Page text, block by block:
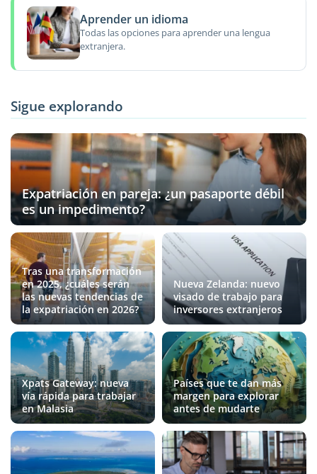
Aprender un idioma
Todas las opciones para aprender una lengua
extranjera.
Sigue explorando
Expatriación en pareja: ¿un pasaporte débil
es un impedimento?
Tras una transformación
en 2025, ¿cuáles serán
las nuevas tendencias de
la expatriación en 2026?
Nueva Zelanda: nuevo
visado de trabajo para
inversores extranjeros
Xpats Gateway: nueva
vía rápida para trabajar
en Malasia
Países que te dan más
margen para explorar
antes de mudarte